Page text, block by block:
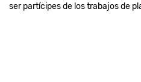
ser partícipes de los trabajos de